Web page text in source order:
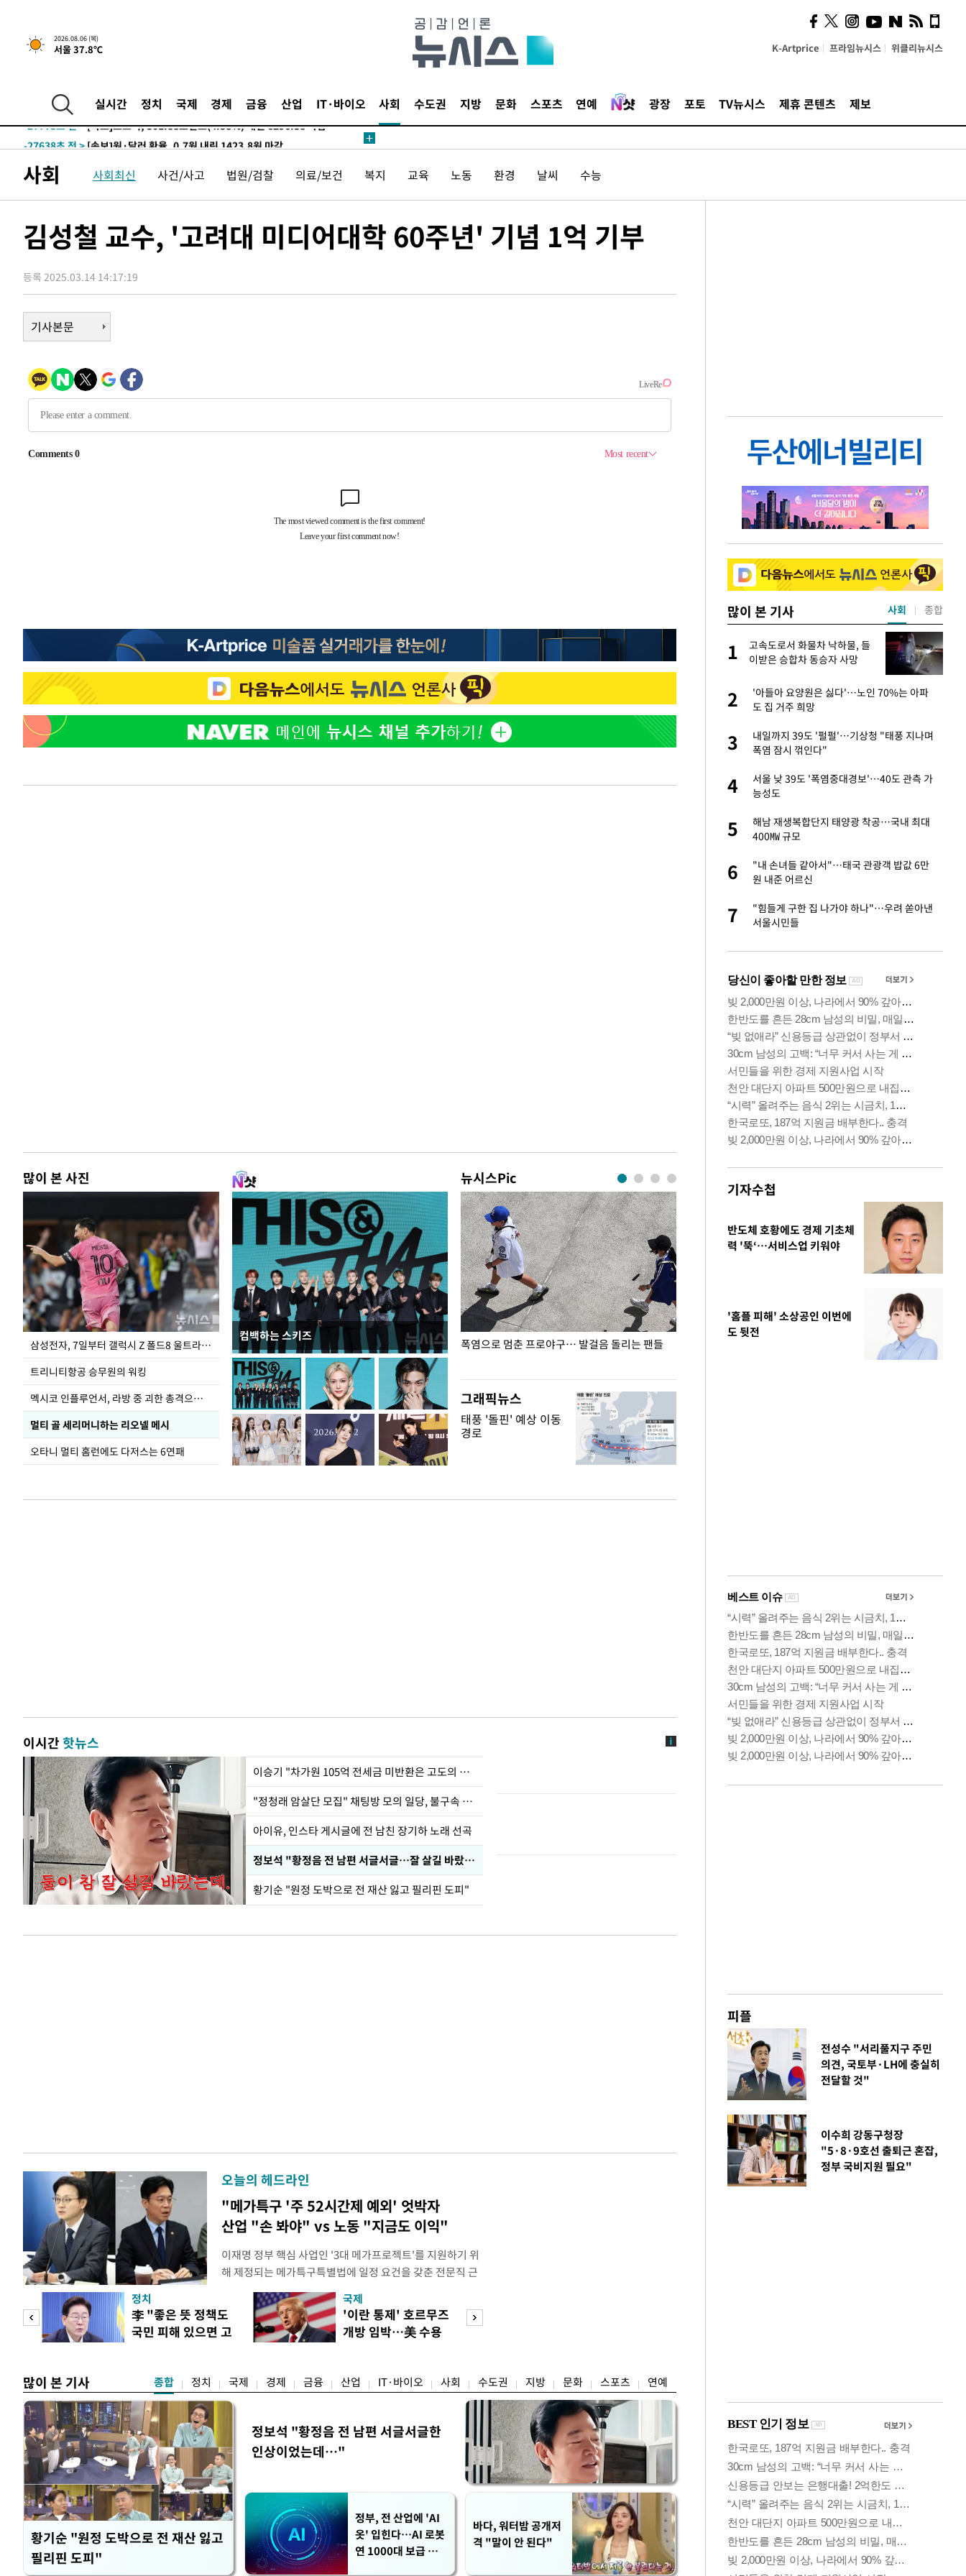
2026.08.06 (목)
서울 37.8℃ K-Artprice 프라임뉴시스 위클리뉴시스
실시간 정치 국제 경제 금융 산업 IT·바이오 사회 수도권 지방 문화 스포츠 연예 광장 포토 TV뉴시스 제휴 콘텐츠 제보
-676초 전 >서울 낮 39도 '폭염중대경보'…40도 관측 가능성도
-32186초 전 > 서울 낮 37.9도, 올여름 최고치 경신…영등포 순간 '40도'
-27843초 전 >
[속보]코스닥, 800p 회복…0.26% 오른 801.67 마감
-27773초 전 >
-27638초 전 >
[속보]원·달러 환율, 0.7원 내린 1423.8원 마감
-22282초 전 >
손흥민, 5경기 연속골 실패…LAFC는 승부차기 끝 과달라하라 격파
-14883초 전 >내일까지 39도 '펄펄'…기상청 "태풍 지나며 폭염 잠시 꺾인다"
-14498초 전 >"美간섭에 합의 지연"…트럼프, '이란 호르무즈 통제권' 수용할까
-9715초 전 >[속보]경찰, '홍명보 선임 논란' 대한축구협회·축구회관 등 압수수색
-9102초 전 >[속보]산업장관 "美무역법 제301조 과잉생산 결과 발표 8월 중 예상
-8895초 전 >
-8167초 전 >[속보]전남광주 초대 시민추천 부시장에 백승주·윤난실
-4295초 전 > [속보]코스닥, 2.15포인트(0.27%) 내린 797.44 출발
-4278초 전 >[속보]코스피, 119.51포인트(1.81%) 내린 6478.75 개장
-725초 전 >6월 경상수지 497.3억 달러…두 달 연속 사상 최대
-32186초 전 >
[속보]코스피, 301.88포인트(4.58%) 내린 6296.38 마감
-14498초 전 >
"美간섭에 합의 지연"…트럼프, '이란 호르무즈 통제권' 수용할까
-11018초 전 >[속보]산업장관 "李정부, 원전 반대 안해…안정 전력 위해 불가피"
-9715초 전 > [속보]경찰, '홍명보 선임 논란' 대한축구협회·축구회관 등 압수수색
-9102초 전 >[속보]산업장관 "美무역법 제301조 과잉생산 결과 발표 8월 중 예상
-8895초 전 >
[속보]코스피 매도사이드카 발동…4%대 급락
-8167초 전 >
[속보]전남광주 초대 시민추천 부시장에 백승주·윤난실
-4295초 전 >[속보]코스닥, 2.15포인트(0.27%) 내린 797.44 출발
사회 사회최신 사건/사고 법원/검찰 의료/보건 복지 교육 노동 환경 날씨 수능
김성철 교수, '고려대 미디어대학 60주년' 기념 1억 기부
등록 2025.03.14 14:17:19
기사본문
많이 본 사진
삼성전자, 7일부터 갤럭시 Z 폴드8 울트라·폴드8·플립8 출시
트리니티항공 승무원의 워킹
멕시코 인플루언서, 라방 중 괴한 총격으로 사망
멀티 골 세리머니하는 리오넬 메시
오타니 멀티 홈런에도 다저스는 6연패
컴백하는 스키즈
뉴시스Pic
입추 하루 앞둔 전남광주… 열화상 카메라에 담긴
폭염
폭염으로 멈춘 프로야구… 발걸음 돌리는 팬들
이 대통령, '청년 대책 속도 높여야…폭염 문제도 입추 코앞인데
그래픽뉴스
태풍 '돌핀' 예상 이동
경로
이시간핫뉴스
이승기 "차가원 105억 전세금 미반환은 고도의 사기"
"정청래 암살단 모집" 채팅방 모의 일당, 불구속 송치
아이유, 인스타 게시글에 전 남친 장기하 노래 선곡
정보석 "황정음 전 남편 서글서글…잘 살길 바랐는데"
황기순 "원정 도박으로 전 재산 잃고 필리핀 도피"
오늘의 헤드라인
"메가특구 '주 52시간제 예외' 엇박자
산업 "손 봐야" vs 노동 "지금도 이익"
이재명 정부 핵심 사업인 '3대 메가프로젝트'를 지원하기 위
해 제정되는 메가특구특별법에 일정 요건을 갖춘 전문직 근
로자에 대해 주 52시간 법정 근로시간 규제에서 제외하는 것
을 두고 산업과 노동을 책임지는 장관이 견해차를 드러냈다.
김정관 산업통상부 장관은 메가특구법에 연장근로, 연구개
발(R&D) 인력에 대한 근로시간 특례, 탄력·선택적 근로제
정치
李 "좋은 뜻 정책도
국민 피해 있으면 고
국제
'이란 통제' 호르무즈
개방 임박…美 수용
많이 본 기사 종합 정치 국제 경제 금융 산업 IT·바이오 사회 수도권 지방 문화 스포츠 연예
황기순 "원정 도박으로 전 재산 잃고
필리핀 도피"
정보석 "황정음 전 남편 서글서글한
인상이었는데…"
정부, 전 산업에 'AI
옷' 입힌다…AI 로봇
연 1000대 보급 추
바다, 워터밤 공개저
격 "말이 안 된다"
많이 본 기사
황기순 "원정 도박으로 전 재
산 잃고 필리핀 도피"
2
었는데…"
3
정부, 전 산업에 'AI 옷' 입힌다…AI 로봇 연
1000대 보급 추진
4
1
고속도로서 화물차 낙하물, 들
이받은 승합차 동승자 사망
2
'아들아 요양원은 싫다'…노인 70%는 아파
도 집 거주 희망
3
내일까지 39도 '펄펄'…기상청 "태풍 지나며
폭염 잠시 꺾인다"
4
서울 낮 39도 '폭염중대경보'…40도 관측 가
능성도
5
해남 재생복합단지 태양광 착공…국내 최대
400㎿ 규모
6
"내 손녀들 같아서"…태국 관광객 밥값 6만
원 내준 어르신
7
"힘들게 구한 집 나가야 하나"…우려 쏟아낸
서울시민들
사회 종합
기자수첩
반도체 호황에도 경제 기초체
력 '뚝‘…서비스업 키워야
'홈플 피해' 소상공인 이번에
도 뒷전
피플
전성수 "서리풀지구 주민
의견, 국토부·LH에 충실히
전달할 것"
이수희 강동구청장
"5·8·9호선 출퇴근 혼잡,
정부 국비지원 필요"